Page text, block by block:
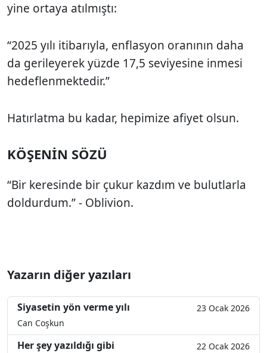
yine ortaya atılmıştı:
“2025 yılı itibarıyla, enflasyon oranının daha
da gerileyerek yüzde 17,5 seviyesine inmesi
hedeflenmektedir.”
Hatırlatma bu kadar, hepimize afiyet olsun.
KÖŞENİN SÖZÜ
“Bir keresinde bir çukur kazdım ve bulutlarla
doldurdum.” - Oblivion.
Yazarın diğer yazıları
Siyasetin yön verme yılı
23 Ocak 2026
Can Coşkun
Her şey yazıldığı gibi
22 Ocak 2026